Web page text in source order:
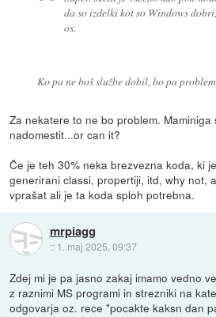
da so izdelki kot so Windows
os.
Ko pa ne boš službe dobil, bo pa
Za nekatere to ne bo problem.
nadomestit...or can it?
Če je teh 30% neka brezvezna koda, ki
generirani classi, propertiji, itd, why not,
vprašat ali je ta koda sploh potrebna.
mrpiagg
:: 1. maj 2025, 09:37
Zdej mi je pa jasno zakaj imamo vedno
z raznimi MS programi in strezniki na
odgovarja oz. rece "pocakte kaksn dan